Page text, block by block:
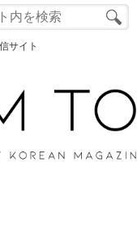
サイト